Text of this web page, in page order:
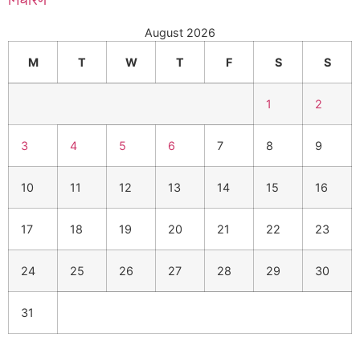
August 2026
M T W T F S S
1 2
3 4 5 6 7 8 9
10 11 12 13 14 15 16
17 18 19 20 21 22 23
24 25 26 27 28 29 30
31